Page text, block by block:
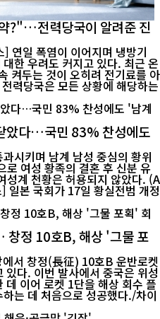
?"…전력당국이 알려준 진
한 우려도 커지고 있다. 최근 온
켜두는 것이 오히려 전기료를 아
력당국은 모든 상황에 해당하는
았다…국민 83% 찬성에도
시키며 남계 남성 중심의 황위
로 여성 황족의 결혼 후 신분 유
성계 천황은 허용되지 않았다. (A
창정 10호B, 해상 '그물 포
서 창정(長征) 10호B 운반로켓
있다. 이번 발사에서 중국은 위성
데 이어 로켓 1단을 해상 회수 플
는 데 처음으로 성공했다./차이